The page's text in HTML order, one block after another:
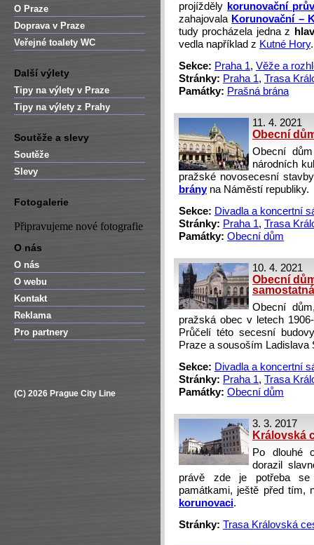
O Praze
Doprava v Praze
Veřejné toalety WC
Další výlety
Tipy na výlety v Praze
Tipy na výlety z Prahy
Soutěže a slevy
Soutěže
Slevy
Fotogalerie
Připravujeme nové fotografie
O nás
O nás
O webu
Kontakt
Reklama
Pro partnery
(C) 2026 Prague City Line
projížděly korunovační
zahajovala Korunovační –
tudy procházela jedna z
vedla například z Kutné Hory.
Sekce: Praha 1, Věže a
Stránky: Praha 1, Trasa
Památky: Prašná brána
11. 4. 2021
Obecní
Obecní
národních
pražské novosecesní
brányna Náměstí republiky.
Sekce: Divadla a koncertní
Stránky: Praha 1, Trasa
Památky: Obecní dům
10. 4. 2021
Obecní
Obecní
pražská obec v letech
Průčelí této secesní
Praze a sousoším Ladislava
Sekce: Divadla a koncertní
Stránky: Praha 1, Trasa
Památky: Obecní dům
3. 3. 2017
Královská
Po dlouhé
dorazil
právě zde je potřeba se
památkami, ještě před tím,
korunovaci.
Stránky: Trasa Královská